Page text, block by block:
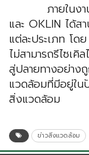
ภายในงานนี้
และ OKLIN ได้ส
แต่ละประเภท โด
ไม่สามารถรีไซเคิ
สู่ปลายทางอย่าง
แวดล้อมที่มีอยู่ใน
สิ่งแวดล้อม
ข่าวสิ่งแวดล้อม